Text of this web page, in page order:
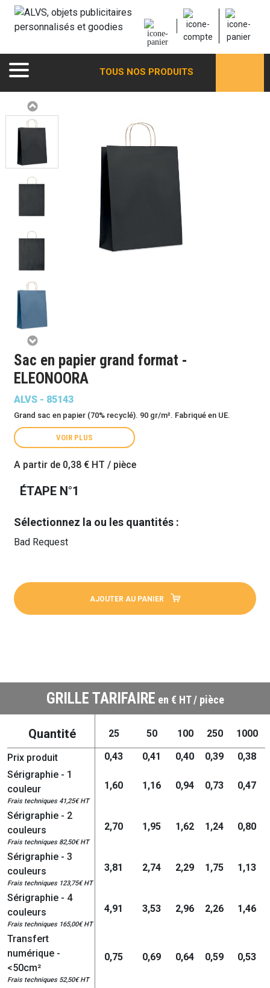
TOUS NOS PRODUITS
Sac en papier grand format -
ELEONOORA
ALVS - 85143
Grand sac en papier (70% recyclé). 90 gr/m². Fabriqué en UE.
VOIR PLUS
A partir de 0,38 € HT / pièce
ÉTAPE N°1
Sélectionnez la ou les quantités :
Bad Request
AJOUTER AU PANIER
GRILLE TARIFAIRE en € HT / pièce
Quantité 25 50 100 250 1000
Prix produit 0,43 0,41 0,40 0,39
0,38
Sérigraphie - 1
couleur
Frais techniques 41,25€ HT
1,60 1,16 0,94 0,73 0,47
Sérigraphie - 2
couleurs
Frais techniques 82,50€ HT
2,70 1,95 1,62 1,24 0,80
Sérigraphie - 3
couleurs
Frais techniques 123,75€ HT
3,81 2,74 2,29 1,75 1,13
Sérigraphie - 4
couleurs
Frais techniques 165,00€ HT
4,91 3,53 2,96 2,26 1,46
Transfert
numérique -
<50cm²
Frais techniques 52,50€ HT
0,75 0,69 0,64 0,59 0,53